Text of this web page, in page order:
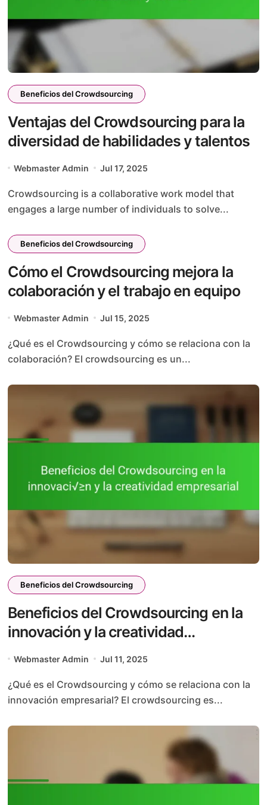
Beneficios del Crowdsourcing
Ventajas del Crowdsourcing para la
diversidad de habilidades y talentos
Webmaster Admin Jul 17, 2025
Crowdsourcing is a collaborative work model that
engages a large number of individuals to solve...
Beneficios del Crowdsourcing
Cómo el Crowdsourcing mejora la
colaboración y el trabajo en equipo
Webmaster Admin Jul 15, 2025
¿Qué es el Crowdsourcing y cómo se relaciona con la
colaboración? El crowdsourcing es un...
Beneficios del Crowdsourcing
Beneficios del Crowdsourcing en la
innovación y la creatividad
Webmaster Admin Jul 11, 2025
¿Qué es el Crowdsourcing y cómo se relaciona con la
innovación empresarial? El crowdsourcing es...